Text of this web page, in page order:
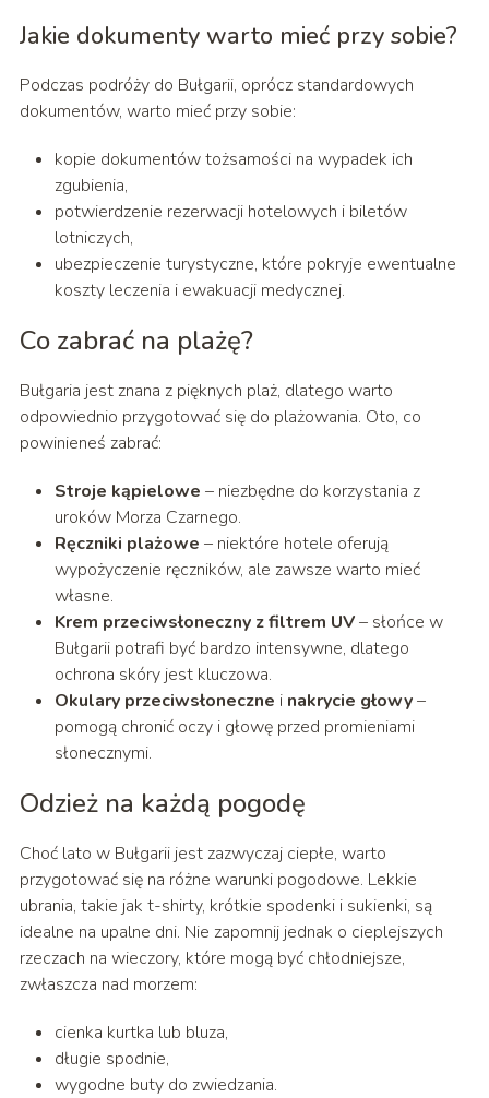
Jakie dokumenty warto mieć przy sobie?
Podczas podróży do Bułgarii, oprócz standardowych
dokumentów, warto mieć przy sobie:
kopie dokumentów tożsamości na wypadek ich
zgubienia,
potwierdzenie rezerwacji hotelowych i biletów
lotniczych,
ubezpieczenie turystyczne, które pokryje ewentualne
koszty leczenia i ewakuacji medycznej.
Co zabrać na plażę?
Bułgaria jest znana z pięknych plaż, dlatego warto
odpowiednio przygotować się do plażowania. Oto, co
powinieneś zabrać:
Stroje kąpielowe – niezbędne do korzystania z
uroków Morza Czarnego.
Ręczniki plażowe – niektóre hotele oferują
wypożyczenie ręczników, ale zawsze warto mieć
własne.
Krem przeciwsłoneczny z filtrem UV– słońce w
Bułgarii potrafi być bardzo intensywne, dlatego
ochrona skóry jest kluczowa.
Okulary przeciwsłoneczne i nakrycie głowy–
pomogą chronić oczy i głowę przed promieniami
słonecznymi.
Odzież na każdą pogodę
Choć lato w Bułgarii jest zazwyczaj ciepłe, warto
przygotować się na różne warunki pogodowe. Lekkie
ubrania, takie jak t-shirty, krótkie spodenki i sukienki, są
idealne na upalne dni. Nie zapomnij jednak o cieplejszych
rzeczach na wieczory, które mogą być chłodniejsze,
zwłaszcza nad morzem:
cienka kurtka lub bluza,
długie spodnie,
wygodne buty do zwiedzania.